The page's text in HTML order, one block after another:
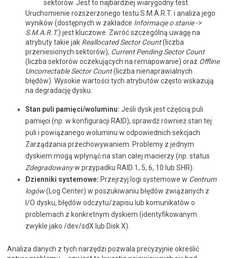
sektorów. Jest to najbardziej wiarygodny test.
Uruchomienie rozszerzonego testu S.M.A.R.T. i analiza jego
wyników (dostępnych w zakładce Informacje o stanie->
S.M.A.R.T.) jest kluczowe. Zwróć szczególną uwagę na
atrybuty takie jak Reallocated Sector Count(liczba
przeniesionych sektorów), Current Pending Sector Count
(liczba sektorów oczekujących na remapowanie) oraz Offline
Uncorrectable Sector Count(liczba nienaprawialnych
błędów). Wysokie wartości tych atrybutów często wskazują
na degradację dysku.
Stan puli pamięci/woluminu: Jeśli dysk jest częścią puli
pamięci (np. w konfiguracji RAID), sprawdź również stan tej
puli i powiązanego woluminu w odpowiednich sekcjach
Zarządzania przechowywaniem. Problemy z jednym
dyskiem mogą wpłynąć na stan całej macierzy (np. status
Zdegradowanyw przypadku RAID 1, 5, 6, 10 lub SHR).
Dzienniki systemowe: Przejrzyj logi systemowe w Centrum
logów(Log Center) w poszukiwaniu błędów związanych z
I/O dysku, błędów odczytu/zapisu lub komunikatów o
problemach z konkretnym dyskiem (identyfikowanym
zwykle jako /dev/sdX lub Disk X).
Analiza danych z tych narzędzi pozwala precyzyjnie określić